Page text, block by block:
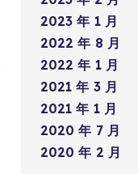
2023 年 1 月
2022 年 8 月
2022 年 1 月
2021 年 3 月
2021 年 1 月
2020 年 7 月
2020 年 2 月